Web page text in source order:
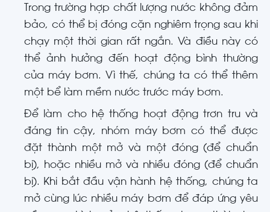
Trong trường hợp chất lượng nước không đảm
bảo, có thể bị đóng cặn nghiêm trọng sau khi
chạy một thời gian rất ngắn. Và điều này có
thể ảnh hưởng đến hoạt động bình thường
của máy bơm. Vì thế, chúng ta có thể thêm
một bể làm mềm nước trước máy bơm.
Để làm cho hệ thống hoạt động trơn tru và
đáng tin cậy, nhóm máy bơm có thể được
đặt thành một mở và một đóng (để chuẩn
bị), hoặc nhiều mở và nhiều đóng (để chuẩn
bị). Khi bắt đầu vận hành hệ thống, chúng ta
mở cùng lúc nhiều máy bơm để đáp ứng yêu